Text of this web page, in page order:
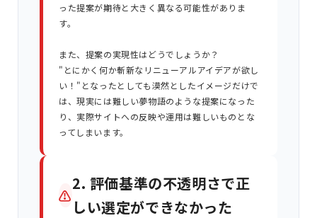
った提案が期待と大きく異なる可能性がありま
す。
また、提案の実現性はどうでしょうか？
"とにかく何か斬新なリニューアルアイデアが欲し
い！"となったとしても漠然としたイメージだけで
は、現実には難しい夢物語のような提案になった
り、実際サイトへの反映や運用は難しいものとな
ってしまいます。
⚠
2. 評価基準の不透明さで正
しい選定ができなかった